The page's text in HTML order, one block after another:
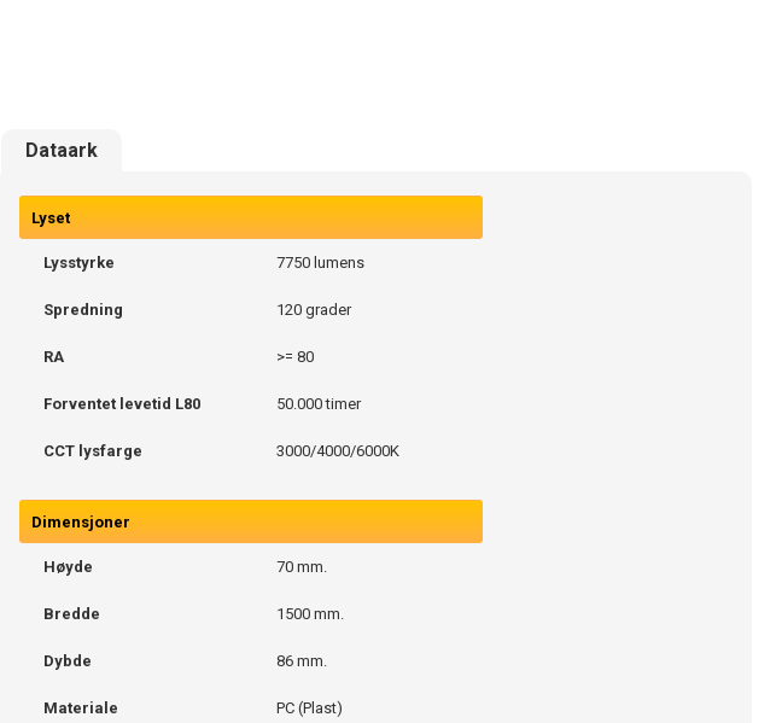
Dataark
Lyset
Lysstyrke 7750 lumens
Spredning 120 grader
RA >= 80
Forventet levetid L80 50.000 timer
CCT lysfarge 3000/4000/6000K
Dimensjoner
Høyde 70 mm.
Bredde 1500 mm.
Dybde 86 mm.
Materiale PC (Plast)